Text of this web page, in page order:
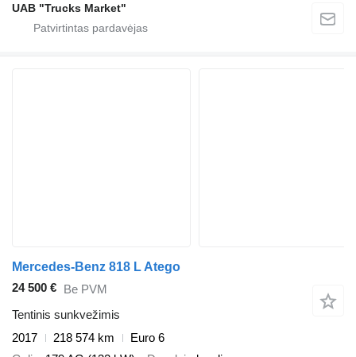
UAB "Trucks Market"
Mercedes-Benz 818 L Atego
24 500 € Be PVM
Tentinis sunkvežimis
2017
218 574 km
Euro 6